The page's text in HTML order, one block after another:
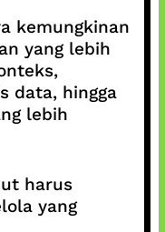
kemungkinan
yang lebih
data, hingga
lebih
harus
yang